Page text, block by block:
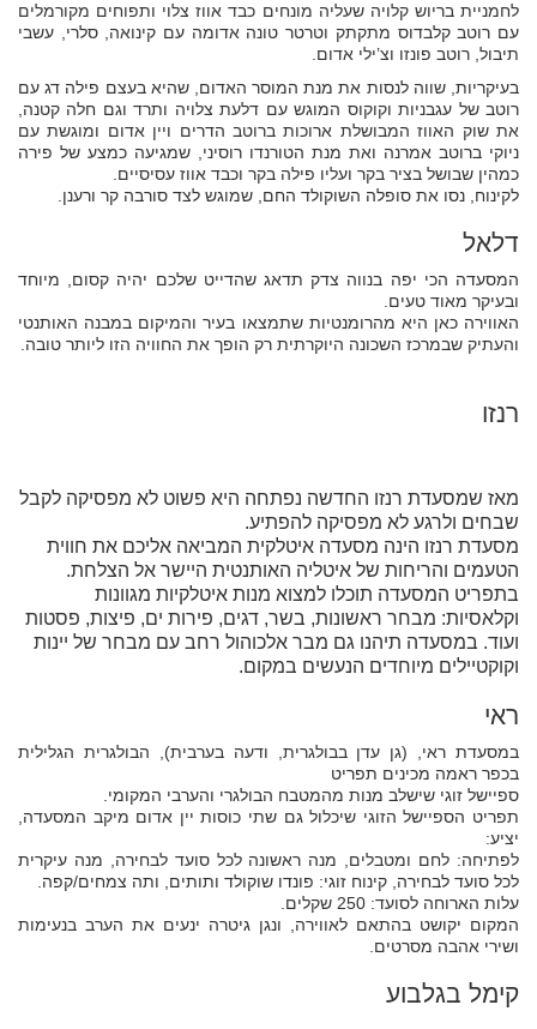
לחמניית בריוש קלויה שעליה מונחים כבד אווז צלוי ותפוחים מקורמלים
עם רוטב קלבדוס מתקתק וטרטר טונה אדומה עם קינואה, סלרי, עשבי
תיבול, רוטב פונזו וצ’ילי אדום.
בעיקריות, שווה לנסות את מנת המוסר האדום, שהיא בעצם פילה דג עם
רוטב של עגבניות וקוקוס המוגש עם דלעת צלויה ותרד וגם חלה קטנה,
את שוק האווז המבושלת ארוכות ברוטב הדרים ויין אדום ומוגשת עם
ניוקי ברוטב אמרנה ואת מנת הטורנדו רוסיני, שמגיעה כמצע של פירה
כמהין שבושל בציר בקר ועליו פילה בקר וכבד אווז עסיסיים.
לקינוח, נסו את סופלה השוקולד החם, שמוגש לצד סורבה קר ורענן.
דלאל
המסעדה הכי יפה בנווה צדק תדאג שהדייט שלכם יהיה קסום, מיוחד
ובעיקר מאוד טעים.
האווירה כאן היא מהרומנטיות שתמצאו בעיר והמיקום במבנה האותנטי
והעתיק שבמרכז השכונה היוקרתית רק הופך את החוויה הזו ליותר טובה.
רנזו
מאז שמסעדת רנזו החדשה נפתחה היא פשוט לא מפסיקה לקבל
שבחים ולרגע לא מפסיקה להפתיע.
מסעדת רנזו הינה מסעדה איטלקית המביאה אליכם את חווית
הטעמים והריחות של איטליה האותנטית היישר אל הצלחת.
בתפריט המסעדה תוכלו למצוא מנות איטלקיות מגוונות
וקלאסיות: מבחר ראשונות, בשר, דגים, פירות ים, פיצות, פסטות
ועוד. במסעדה תיהנו גם מבר אלכוהול רחב עם מבחר של יינות
וקוקטיילים מיוחדים הנעשים במקום.
ראי
במסעדת ראי, (גן עדן בבולגרית, ודעה בערבית), הבולגרית הגלילית
בכפר ראמה מכינים תפריט
ספיישל זוגי שישלב מנות מהמטבח הבולגרי והערבי המקומי.
תפריט הספיישל הזוגי שיכלול גם שתי כוסות יין אדום מיקב המסעדה,
יציע:
לפתיחה: לחם ומטבלים, מנה ראשונה לכל סועד לבחירה, מנה עיקרית
לכל סועד לבחירה, קינוח זוגי: פונדו שוקולד ותותים, ותה צמחים/קפה.
עלות הארוחה לסועד: 250 שקלים.
המקום יקושט בהתאם לאווירה, ונגן גיטרה ינעים את הערב בנעימות
ושירי אהבה מסרטים.
קימל בגלבוע